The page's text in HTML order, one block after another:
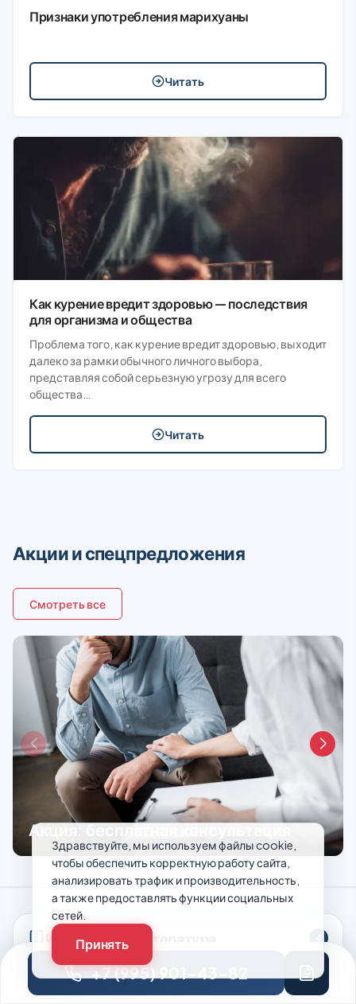
Признаки употребления марихуаны
Читать
Как курение вредит здоровью — последствия
для организма и общества
Проблема того, как курение вредит здоровью, выходит
далеко за рамки обычного личного выбора,
представляя собой серьезную угрозу для всего
общества…
Читать
Акции и спецпредложения
Смотреть все
Акция: бесплатная консультация
Источники и литература
Материал подготовлен на основе актуальных
клинических рекомендаций, научных публикаций
+7 (995) 901-43-82
Здравствуйте, мы используем файлы cookie,
чтобы обеспечить корректную работу сайта,
анализировать трафик и производительность,
а также предоставлять функции социальных
сетей.
Принять